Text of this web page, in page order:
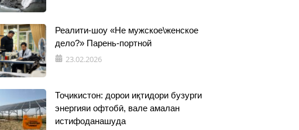
Реалити-шоу «Не мужское\женское
дело?» Парень-портной
23.02.2026
Тоҷикистон: дорои иқтидори бузурги
энергияи офтобӣ, вале амалан
истифоданашуда